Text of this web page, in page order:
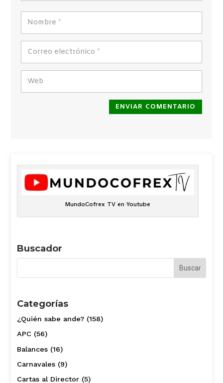
ENVIAR COMENTARIO
MundoCofrex TV en Youtube
Buscador
Categorías
¿Quién sabe ande?(158)
APC(56)
Balances(16)
Carnavales(9)
Cartas al Director(5)